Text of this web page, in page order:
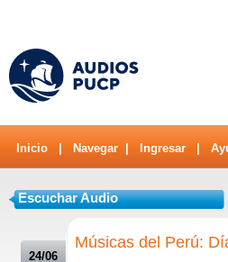
Inicio Navegar Ingresar
Escuchar Audio
24/06
Músicas del Perú: